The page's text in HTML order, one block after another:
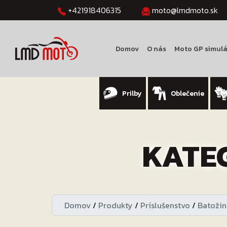
+421918406315 moto@lmdmoto.sk
Domov O nás Moto GP
Prilby Oblečenie
Domov/ Produkty / Príslušenstvo /